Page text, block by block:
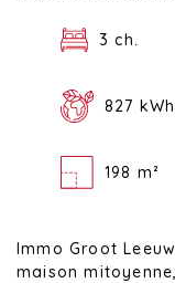
3 ch.
827
198 m²
Immo Groot
maison